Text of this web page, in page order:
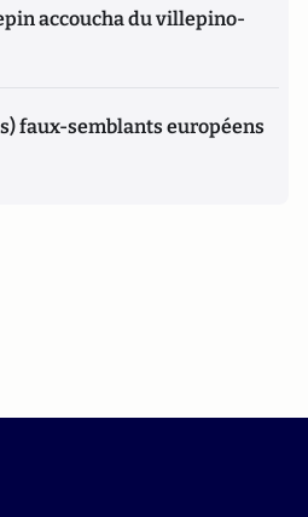
accoucha du villepino-
faux-semblants européens